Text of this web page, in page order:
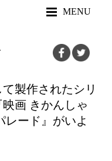
MENU
製作されたシリ
画 きかんしゃ
レード』がいよ